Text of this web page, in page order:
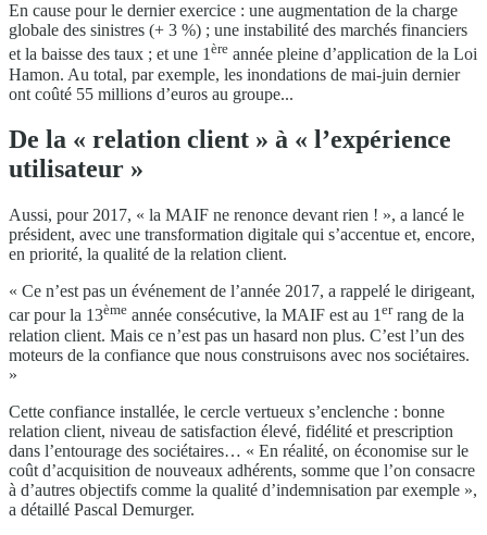
En cause pour le dernier exercice : une augmentation de la charge
globale des sinistres (+ 3 %) ; une instabilité des marchés financiers
et la baisse des taux ; et une 1ère année pleine d’application de la Loi
Hamon. Au total, par exemple, les inondations de mai-juin dernier
ont coûté 55 millions d’euros au groupe...
De la « relation client » à « l’expérience
utilisateur »
Aussi, pour 2017, « la MAIF ne renonce devant rien ! », a lancé le
président, avec une transformation digitale qui s’accentue et, encore,
en priorité, la qualité de la relation client.
« Ce n’est pas un événement de l’année 2017, a rappelé le dirigeant,
car pour la 13ème année consécutive, la MAIF est au 1errang de la
relation client. Mais ce n’est pas un hasard non plus. C’est l’un des
moteurs de la confiance que nous construisons avec nos sociétaires.
»
Cette confiance installée, le cercle vertueux s’enclenche : bonne
relation client, niveau de satisfaction élevé, fidélité et prescription
dans l’entourage des sociétaires… « En réalité, on économise sur le
coût d’acquisition de nouveaux adhérents, somme que l’on consacre
à d’autres objectifs comme la qualité d’indemnisation par exemple »,
a détaillé Pascal Demurger.